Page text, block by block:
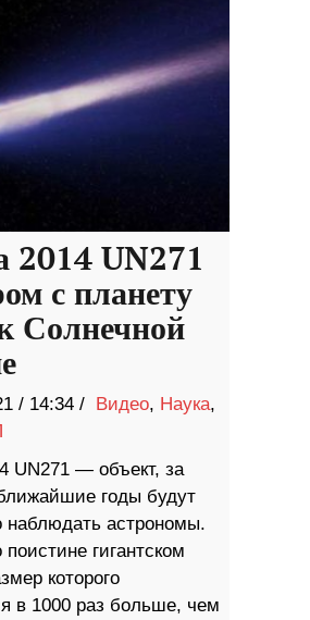
2014 UN271
с планету
Солнечной
/ 14:34 / Видео, Наука,
UN271 — объект, за
годы будут
наблюдать астрономы.
гигантском
которого
в 1000 раз больше, чем